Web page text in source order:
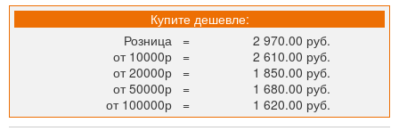
Купите дешевле:
Розница
=
2 970.00 руб.
от 10000р
=
2 610.00 руб.
от 20000р
=
1 850.00 руб.
от 50000р
=
1 680.00 руб.
от 100000р
= 1 620.00 руб.